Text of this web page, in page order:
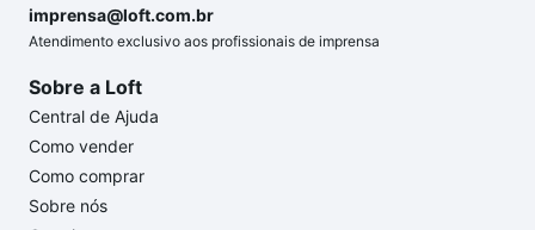
imprensa@loft.com.br
Atendimento exclusivo aos profissionais de imprensa
Sobre a Loft
Central de Ajuda
Como vender
Como comprar
Sobre nós